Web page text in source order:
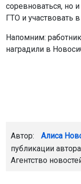
соревноваться, но
ГТО и участвовать
Напомним:
наградили в
Автор: Алиса
публикации автора
Агентство